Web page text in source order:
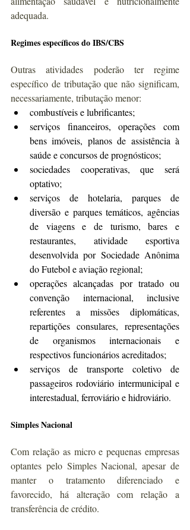
adequada.
Regimes específicos do IBS/CBS
Outras atividades poderão ter regime
específico de tributação que não significam,
necessariamente, tributação menor:
combustíveis e lubrificantes;
serviços financeiros, operações com
bens imóveis, planos de assistência à
saúde e concursos de prognósticos;
sociedades cooperativas, que será
optativo;
serviços de hotelaria, parques de
diversão e parques temáticos, agências
de viagens e de turismo, bares e
restaurantes, atividade esportiva
desenvolvida por Sociedade Anônima
do Futebol e aviação regional;
operações alcançadas por tratado ou
convenção internacional, inclusive
referentes a missões diplomáticas,
repartições consulares, representações
de organismos internacionais e
respectivos funcionários acreditados;
serviços de transporte coletivo de
passageiros rodoviário intermunicipal e
interestadual, ferroviário e hidroviário.
Simples Nacional
Com relação as micro e pequenas empresas
optantes pelo Simples Nacional, apesar de
manter o tratamento diferenciado e
favorecido, há alteração com relação a
transferência de crédito.